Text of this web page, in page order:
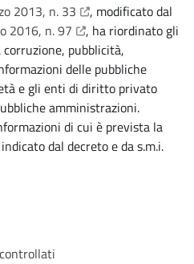
2013, n. 33 apre il link in una
, modificato dal
2016, n. 97 apre il link in una
, ha riordinato gli
pubblicità,
delle pubbliche
e gli enti di diritto privato
amministrazioni.
di cui è prevista la
dal decreto e da s.m.i.